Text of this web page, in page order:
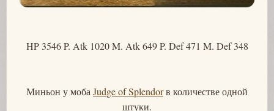
HP 3546 P. Atk 1020 M. Atk 649 P. Def 471 M. Def 348
Миньон у моба Judge of Splendorв количестве одной
штуки.